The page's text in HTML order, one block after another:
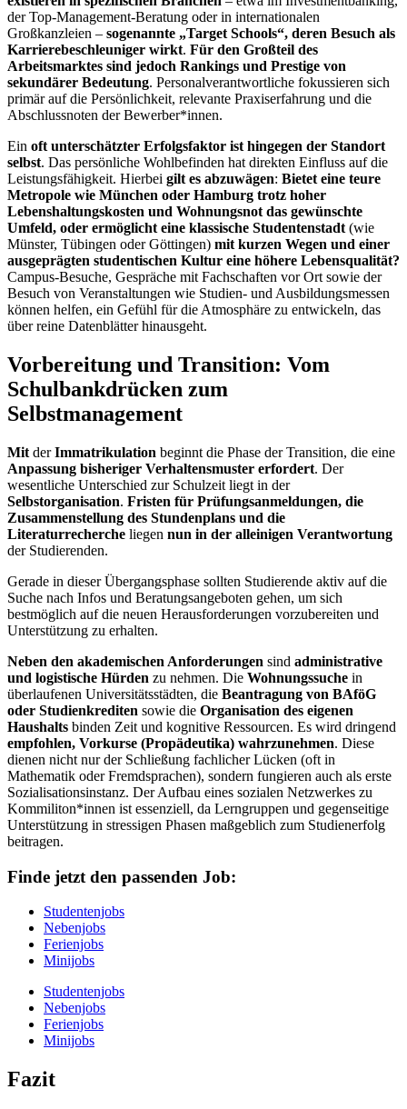
der Top-Management-Beratung oder in internationalen
Großkanzleien – sogenannte „Target Schools“, deren Besuch als
Karrierebeschleuniger wirkt. Für den Großteil des
Arbeitsmarktes sind jedoch Rankings und Prestige von
sekundärer Bedeutung. Personalverantwortliche fokussieren sich
primär auf die Persönlichkeit, relevante Praxiserfahrung und die
Abschlussnoten der Bewerber*innen.
Ein oft unterschätzter Erfolgsfaktor ist hingegen der Standort
selbst. Das persönliche Wohlbefinden hat direkten Einfluss auf die
Leistungsfähigkeit. Hierbei gilt es abzuwägen: Bietet eine teure
Metropole wie München oder Hamburg trotz hoher
Lebenshaltungskosten und Wohnungsnot das gewünschte
Umfeld, oder ermöglicht eine klassische Studentenstadt (wie
Münster, Tübingen oder Göttingen) mit kurzen Wegen und einer
ausgeprägten studentischen Kultur eine höhere Lebensqualität?
Campus-Besuche, Gespräche mit Fachschaften vor Ort sowie der
Besuch von Veranstaltungen wie Studien- und Ausbildungsmessen
können helfen, ein Gefühl für die Atmosphäre zu entwickeln, das
über reine Datenblätter hinausgeht.
Vorbereitung und Transition: Vom
Schulbankdrücken zum
Selbstmanagement
Mit derImmatrikulation beginnt die Phase der Transition, die eine
Anpassung bisheriger Verhaltensmuster erfordert. Der
wesentliche Unterschied zur Schulzeit liegt in der
Selbstorganisation. Fristen für Prüfungsanmeldungen, die
Zusammenstellung des Stundenplans und die
Literaturrecherche liegen nun in der alleinigen Verantwortung
der Studierenden.
Gerade in dieser Übergangsphase sollten Studierende aktiv auf die
Suche nach Infos und Beratungsangeboten gehen, um sich
bestmöglich auf die neuen Herausforderungen vorzubereiten und
Unterstützung zu erhalten.
Neben den akademischen Anforderungen sind administrative
und logistische Hürden zu nehmen. Die Wohnungssuche in
überlaufenen Universitätsstädten, die Beantragung von BAföG
oder Studienkrediten sowie die Organisation des eigenen
Haushalts binden Zeit und kognitive Ressourcen. Es wird dringend
empfohlen, Vorkurse (Propädeutika) wahrzunehmen. Diese
dienen nicht nur der Schließung fachlicher Lücken (oft in
Mathematik oder Fremdsprachen), sondern fungieren auch als erste
Sozialisationsinstanz. Der Aufbau eines sozialen Netzwerkes zu
Kommiliton*innen ist essenziell, da Lerngruppen und gegenseitige
Unterstützung in stressigen Phasen maßgeblich zum Studienerfolg
beitragen.
Finde jetzt den passenden Job:
Studentenjobs
Nebenjobs
Ferienjobs
Minijobs
Studentenjobs
Nebenjobs
Ferienjobs
Minijobs
Fazit